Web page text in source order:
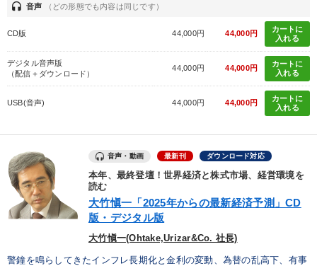
headset 音声 （どの形態でも内容は同じです）
CD版 44,000円 44,000円
カートに
入れる
デジタル音声版
（配信＋ダウンロード）
44,000円 44,000円
カートに
入れる
USB(音声) 44,000円 44,000円
カートに
入れる
音声・動画 最新刊 ダウンロード対応
本年、最終登壇！世界経済と株式市場、経営環境を
読む
大竹愼一「2025年からの最新経済予測」CD
版・デジタル版
大竹愼一(Ohtake,Urizar&Co. 社長)
警鐘を鳴らしてきたインフレ長期化と金利の変動、為替の乱高下、有事